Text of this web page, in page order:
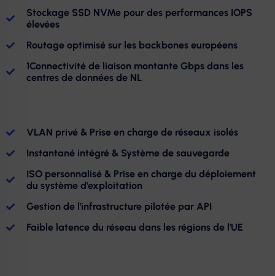
Stockage SSD NVMe pour des performances IOPS
élevées
Routage optimisé sur les backbones européens
1Connectivité de liaison montante Gbps dans les
centres de données de NL
VLAN privé & Prise en charge de réseaux isolés
Instantané intégré & Système de sauvegarde
ISO personnalisé & Prise en charge du déploiement
du système d'exploitation
Gestion de l'infrastructure pilotée par API
Faible latence du réseau dans les régions de l'UE